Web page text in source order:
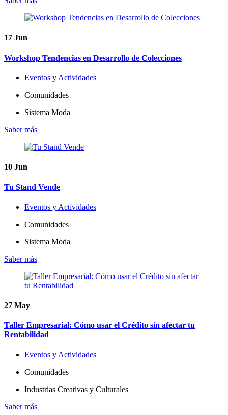
17 Jun
Workshop Tendencias en Desarrollo de Colecciones
Eventos y Actividades
Comunidades
Sistema Moda
Saber más
10 Jun
Tu Stand Vende
Eventos y Actividades
Comunidades
Sistema Moda
Saber más
27 May
Taller Empresarial: Cómo usar el Crédito sin afectar tu
Rentabilidad
Eventos y Actividades
Comunidades
Industrias Creativas y Culturales
Saber más